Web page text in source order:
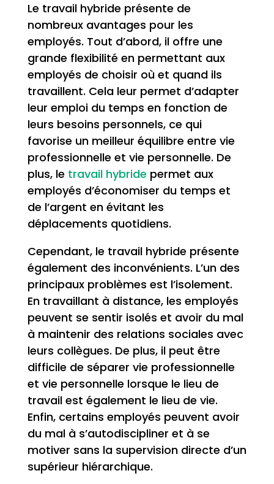
Le travail hybride présente de
nombreux avantages pour les
employés. Tout d’abord, il offre une
grande flexibilité en permettant aux
employés de choisir où et quand ils
travaillent. Cela leur permet d’adapter
leur emploi du temps en fonction de
leurs besoins personnels, ce qui
favorise un meilleur équilibre entre vie
professionnelle et vie personnelle. De
plus, le travail hybride permet aux
employés d’économiser du temps et
de l’argent en évitant les
déplacements quotidiens.
Cependant, le travail hybride présente
également des inconvénients. L’un des
principaux problèmes est l’isolement.
En travaillant à distance, les employés
peuvent se sentir isolés et avoir du mal
à maintenir des relations sociales avec
leurs collègues. De plus, il peut être
difficile de séparer vie professionnelle
et vie personnelle lorsque le lieu de
travail est également le lieu de vie.
Enfin, certains employés peuvent avoir
du mal à s’autodiscipliner et à se
motiver sans la supervision directe d’un
supérieur hiérarchique.